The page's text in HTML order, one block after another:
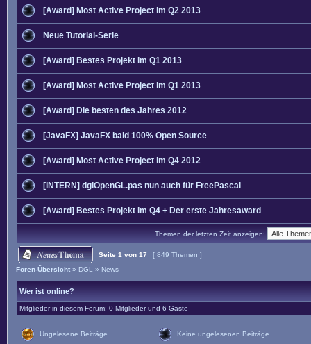
[Award] Most Active Project im Q2 2013
Neue Tutorial-Serie
[Award] Bestes Projekt im Q1 2013
[Award] Most Active Project im Q1 2013
[Award] Die besten des Jahres 2012
[JavaFX] JavaFX bald 100% Open Source
[Award] Most Active Project im Q4 2012
[INTERN] dglOpenGL.pas nun auch für FreePascal
[Award] Bestes Projekt im Q4 + Der erste Jahresaward
Themen der letzten Zeit anzeigen:
Seite 1 von 17
[ 849 Themen ]
Foren-Übersicht » DGL » News
Wer ist online?
Mitglieder in diesem Forum: 0 Mitglieder und 6 Gäste
Ungelesene Beiträge Keine ungelesenen Beiträge